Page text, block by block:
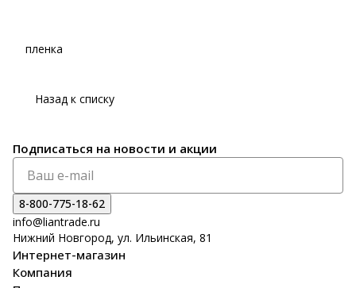
пленка
Назад к списку
Подписаться на новости и акции
8-800-775-18-62
info@liantrade.ru
Нижний Новгород, ул. Ильинская, 81
Интернет-магазин
Компания